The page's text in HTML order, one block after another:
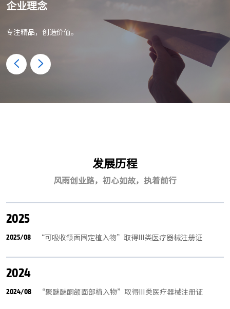
企业理念
专注精品，创造价值。
立足临床需求 ，专业致力于生物医学材料的应用与开发；
重视客户体验，为临床医生提供精品化的医疗器械产品。
公司立足高分子医用耗材产品的市场基础，依托高端神经外科医学产
品的纵深发展， 旨在成长为先进的医疗科技企业。
发展历程
风雨创业路，初心如故，执着前行
2025
2025/08 “可吸收颌面固定植入物”取得Ⅲ类医疗器械注册证
2024
2024/08 “聚醚醚酮颌面部植入物”取得Ⅲ类医疗器械注册证